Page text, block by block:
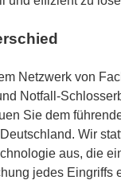
Netzwerk von
Notfall-
Sie dem
Wir
aus, die
jedes Eingriffs